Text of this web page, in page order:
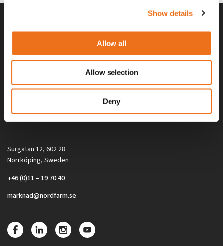
Show details
Allow all
Allow selection
Deny
Alla priser på tillbehör och tillval gäller vid köp av ny maskin. Priserna
gäller inte vid köp av enskild produkt, till exempel
Surgatan 12, 602 28
Norrköping, Sweden
+46 (0)11 – 19 70 40
marknad@nordfarm.se